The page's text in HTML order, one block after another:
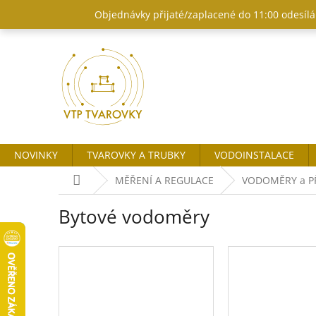
obsah
Objednávky přijaté/zaplacené do 11:00
NOVINKY TVAROVKY A TRUBKY
VODOINSTALACE
Domů MĚŘENÍ A REGULACE VODOMĚRY a
Bytové vodoměry